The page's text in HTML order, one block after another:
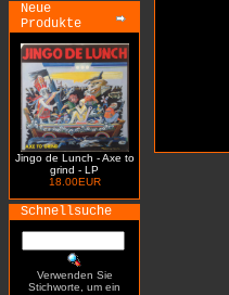
Neue
Produkte
Jingo de Lunch - Axe to
grind - LP
18.00EUR
Schnellsuche
Verwenden Sie
Stichworte, um ein